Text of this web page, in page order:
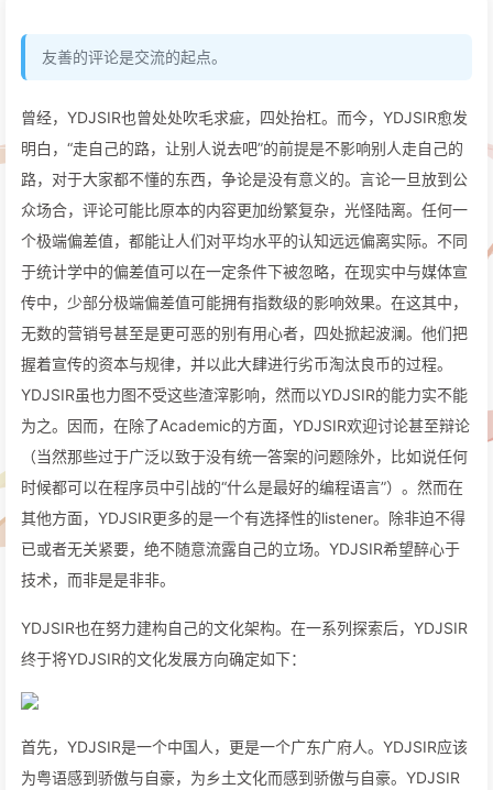
友善的评论是交流的起点。
曾经，YDJSIR也曾处处吹毛求疵，四处抬杠。而今，YDJSIR愈发
明白，“走自己的路，让别人说去吧”的前提是不影响别人走自己的
路，对于大家都不懂的东西，争论是没有意义的。言论一旦放到公
众场合，评论可能比原本的内容更加纷繁复杂，光怪陆离。任何一
个极端偏差值，都能让人们对平均水平的认知远远偏离实际。不同
于统计学中的偏差值可以在一定条件下被忽略，在现实中与媒体宣
传中，少部分极端偏差值可能拥有指数级的影响效果。在这其中，
无数的营销号甚至是更可恶的别有用心者，四处掀起波澜。他们把
握着宣传的资本与规律，并以此大肆进行劣币淘汰良币的过程。
YDJSIR虽也力图不受这些渣滓影响，然而以YDJSIR的能力实不能
为之。因而，在除了Academic的方面，YDJSIR欢迎讨论甚至辩论
（当然那些过于广泛以致于没有统一答案的问题除外，比如说任何
时候都可以在程序员中引战的“什么是最好的编程语言”）。然而在
其他方面，YDJSIR更多的是一个有选择性的listener。除非迫不得
已或者无关紧要，绝不随意流露自己的立场。YDJSIR希望醉心于
技术，而非是是非非。
YDJSIR也在努力建构自己的文化架构。在一系列探索后，YDJSIR
终于将YDJSIR的文化发展方向确定如下：
首先，YDJSIR是一个中国人，更是一个广东广府人。YDJSIR应该
为粤语感到骄傲与自豪，为乡土文化而感到骄傲与自豪。YDJSIR